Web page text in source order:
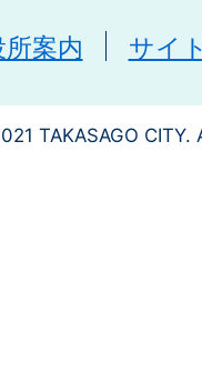
案内 サイ
TAKASAGO CITY.